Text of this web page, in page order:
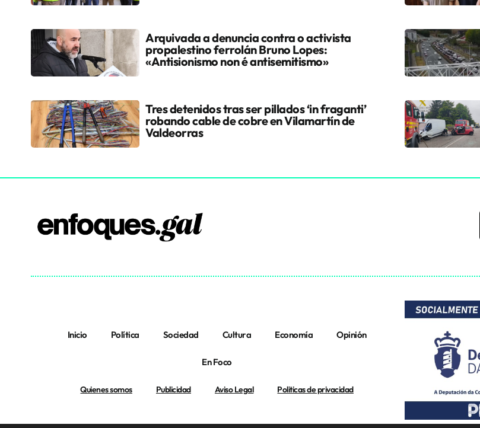
Arquivada a denuncia contra o activista
propalestino ferrolán Bruno Lopes:
«Antisionismo non é antisemitismo»
Tres detenidos tras ser pillados ‘in fraganti’
robando cable de cobre en Vilamartín de
Valdeorras
Inicio Política Sociedad Cultura Economía Opinión
En Foco
Quienes somos Publicidad Aviso Legal Politicas de privacidad